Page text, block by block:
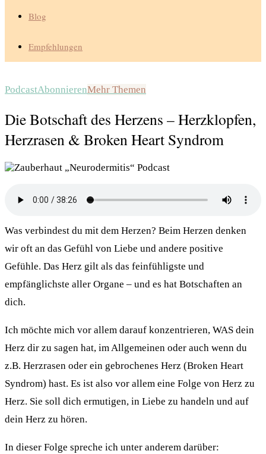
Blog
Empfehlungen
PodcastAbonnierenMehr Themen
Die Botschaft des Herzens – Herzklopfen,
Herzrasen & Broken Heart Syndrom
Was verbindest du mit dem Herzen? Beim Herzen denken
wir oft an das Gefühl von Liebe und andere positive
Gefühle. Das Herz gilt als das feinfühligste und
empfänglichste aller Organe – und es hat Botschaften an
dich.
Ich möchte mich vor allem darauf konzentrieren, WAS dein
Herz dir zu sagen hat, im Allgemeinen oder auch wenn du
z.B. Herzrasen oder ein gebrochenes Herz (Broken Heart
Syndrom) hast. Es ist also vor allem eine Folge von Herz zu
Herz. Sie soll dich ermutigen, in Liebe zu handeln und auf
dein Herz zu hören.
In dieser Folge spreche ich unter anderem darüber: